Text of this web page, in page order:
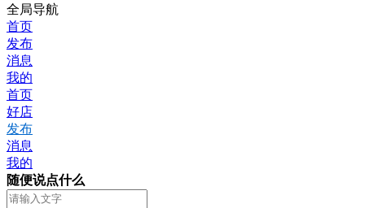
全局导航
首页
发布
消息
我的
首页
好店
发布
消息
我的
随便说点什么